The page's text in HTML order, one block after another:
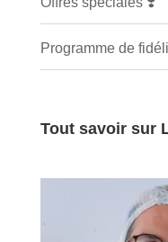
Programme de
Tout savoir sur